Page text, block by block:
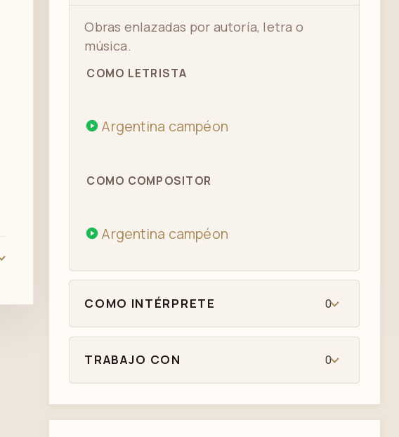
Obras enlazadas por autoría, letra o
música.
COMO LETRISTA
Argentina campéon
COMO COMPOSITOR
Argentina campéon
COMO INTÉRPRETE 0
TRABAJO CON 0